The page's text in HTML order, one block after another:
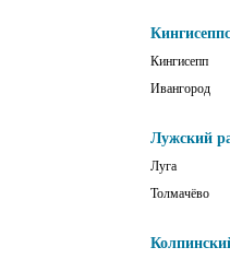
Кингисепп
Ивангород
Лужский
Луга
Толмачёво